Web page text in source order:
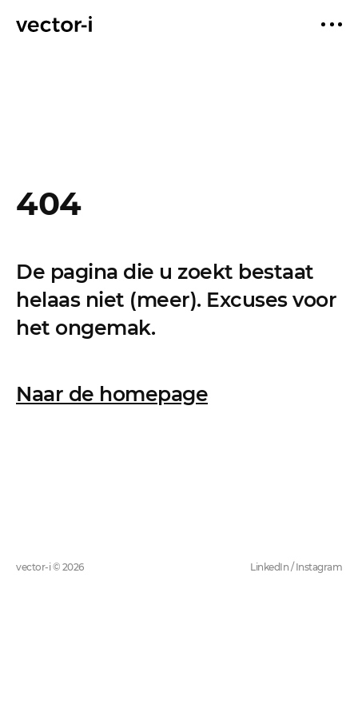
404
De pagina die u zoekt bestaat
helaas niet (meer). Excuses voor
het ongemak.
Naar de homepage
vector-i © 2026 LinkedIn /Instagram